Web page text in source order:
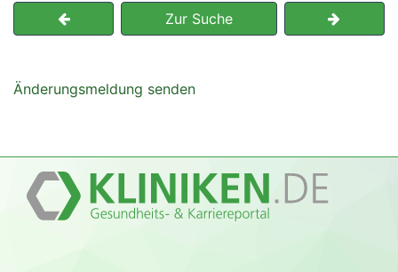
Zur Suche
Änderungsmeldung senden